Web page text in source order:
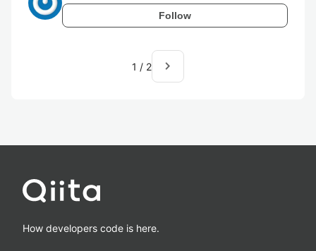
Follow
1 / 2 navigate_next
How developers code is here.